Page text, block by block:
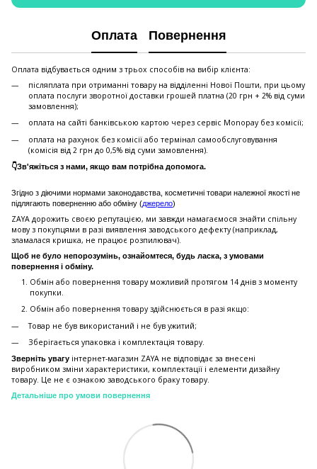
Оплата Повернення
Оплата відбувається одним з трьох способів на вибір клієнта:
післяплата при отриманні товару на відділенні Нової Пошти, при цьому
оплата послуги зворотної доставки грошей платна (20 грн + 2% від суми
замовлення);
оплата на сайті банківською картою через сервіс Monopay без комісії;
оплата на рахунок без комісії або термінал самообслуговування
(комісія від 2 грн до 0,5% від суми замовлення).
👇Зв'яжіться з нами, якщо вам потрібна допомога.
Згідно з діючими нормами законодавства, косметичні товари належної якості не
підлягають поверненню або обміну (джерело)
ZAYA дорожить своєю репутацією, ми завжди намагаємося знайти спільну
мову з покупцями в разі виявлення заводського дефекту (наприклад,
зламалася кришка, не працює розпилювач).
Щоб не було непорозумінь, ознайомтеся, будь ласка, з умовами
повернення і обміну.
Обмін або повернення товару можливий протягом 14 днів з моменту
покупки.
Обмiн або повернення товару здійснюється в разі якщо:
Товар не був використаний і не був ужитий;
Зберiгається упаковка і комплектація товару.
Зверніть увагу інтернет-магазин ZAYA не відповідає за внесені
виробником зміни характеристики, комплектації і елементи дизайну
товару. Це не є ознакою заводського браку товару.
Детальніше про умови повернення